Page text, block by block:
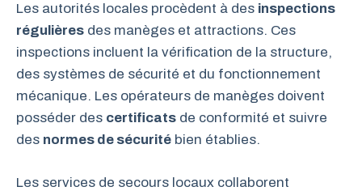
Les autorités locales procèdent à des inspections
régulières des manèges et attractions. Ces
inspections incluent la vérification de la structure,
des systèmes de sécurité et du fonctionnement
mécanique. Les opérateurs de manèges doivent
posséder des certificats de conformité et suivre
des normes de sécurité bien établies.
Les services de secours locaux collaborent